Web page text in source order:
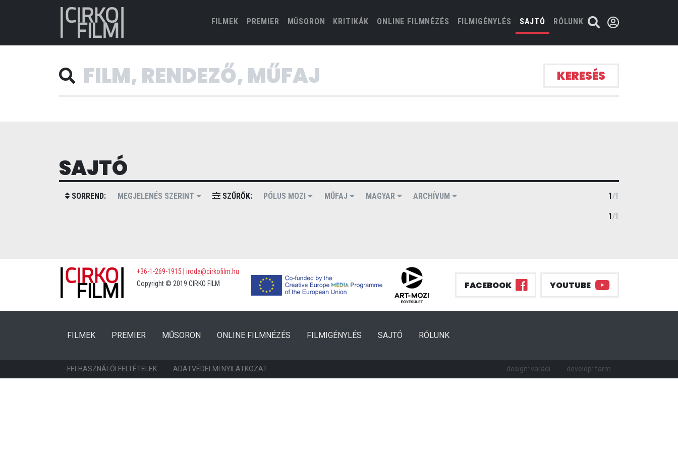
FILMEK(CURRENT)
PREMIER MŰSORON KRITIKÁK ONLINE FILMNÉZÉS FILMIGÉNYLÉS SAJTÓ RÓLUNK
KERESÉS
SAJTÓ
SORREND: MEGJELENÉS SZERINT SZŰRŐK: PÓLUS MOZI MŰFAJ MAGYAR ARCHÍVUM 1/1
1/1
+36-1-269-1915
iroda@cirkofilm.hu
Copyright © 2019 CIRKO FILM
FACEBOOK YOUTUBE
FILMEK(CURRENT)
PREMIER (CURRENT)
MŰSORON ONLINE FILMNÉZÉS FILMIGÉNYLÉS SAJTÓ RÓLUNK
FELHASZNÁLÓI FELTÉTELEK ADATVÉDELMI NYILATKOZAT design: varadi develop: farm